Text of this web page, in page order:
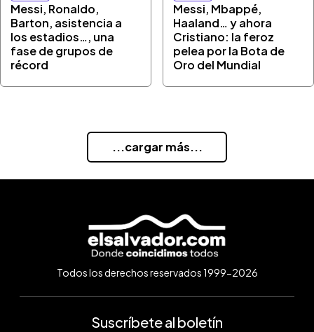
Messi, Ronaldo,
Barton, asistencia a
los estadios…, una
fase de grupos de
récord
Messi, Mbappé,
Haaland… y ahora
Cristiano: la feroz
pelea por la Bota de
Oro del Mundial
...cargar más...
Todos los derechos reservados 1999-2026
Suscríbete al boletín